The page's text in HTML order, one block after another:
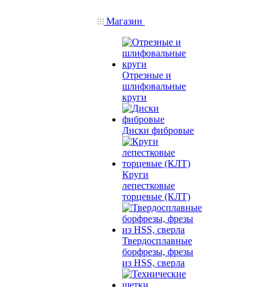
Магазин
Отрезные и
шлифовальные
круги
Диски фибровые
Круги
лепестковые
торцевые (КЛТ)
Твердосплавные
борфрезы, фрезы
из HSS, сверла